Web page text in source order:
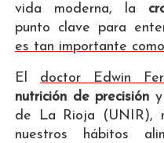
vida moderna, la
punto clave para
es tan importante
El doctor Edwin
nutrición de precisión
de La Rioja (UNIR),
nuestros hábitos